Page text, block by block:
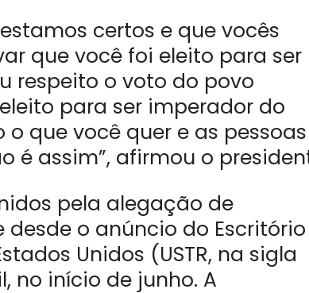
certos e que vocês
que você foi eleito para ser
respeito o voto do povo
para ser imperador do
que você quer e as pessoas
é assim”, afirmou o
pela alegação de
o anúncio do Escritório
Unidos (USTR, na sigla
no início de junho. A